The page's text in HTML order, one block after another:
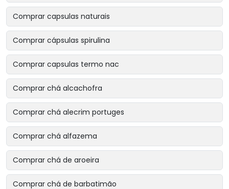
Comprar capsulas naturais
Comprar cápsulas spirulina
Comprar capsulas termo nac
Comprar chá alcachofra
Comprar chá alecrim portuges
Comprar chá alfazema
Comprar chá de aroeira
Comprar chá de barbatimão